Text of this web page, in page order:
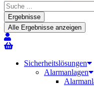
Search
...Ergebnisse
Alle Ergebnisse anzeigen
Sicherheitslösungen
Alarmanlagen